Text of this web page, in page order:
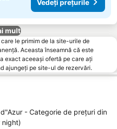
Vedeți prețurile
mult
le primim de la site-urile de
Aceasta înseamnă că este
exact aceeași ofertă pe care ați
ajungeți pe site-ul de rezervări.
- Categorie de preţuri din
night)